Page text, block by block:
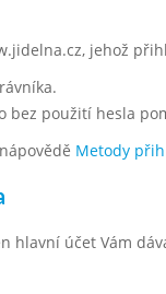
jehož
použití hesla
Metody
hlavní účet Vám